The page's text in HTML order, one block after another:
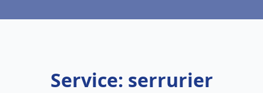
Service: serrurier